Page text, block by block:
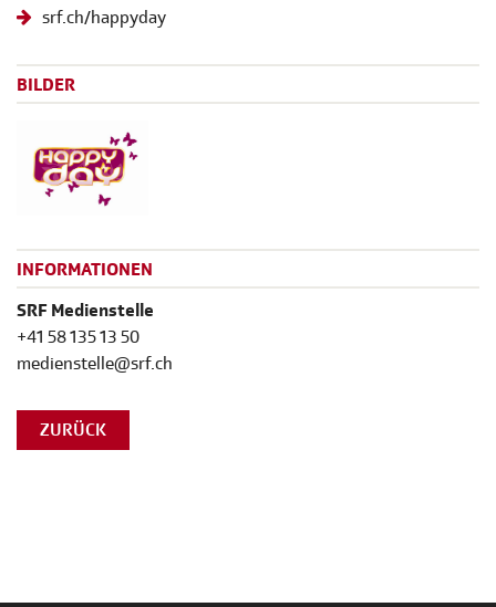
srf.ch/happyday
BILDER
INFORMATIONEN
SRF Medienstelle
+41 58 135 13 50
medienstelle@srf.ch
ZURÜCK